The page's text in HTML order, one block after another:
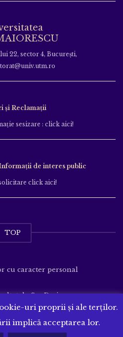
22, sector 4, București,
și Reclamații
sesizare : click aici!
de interes public
click aici!
TOP
cu caracter personal
deSenDesign
uri proprii și ale terților.
implică acceptarea lor.